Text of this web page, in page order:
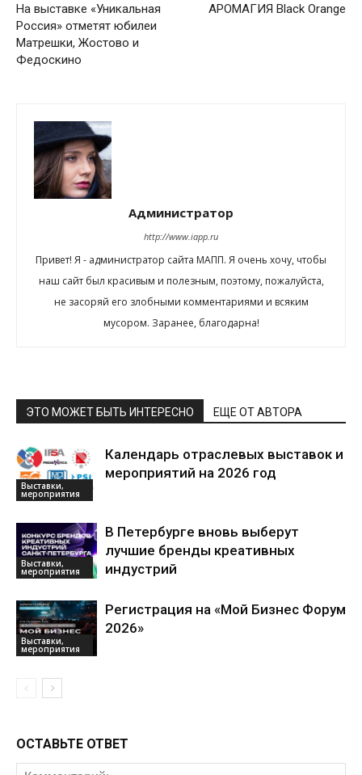
На выставке «Уникальная
Россия» отметят юбилеи
Матрешки, Жостово и
Федоскино
АРОМАГИЯ Black Orange
Администратор
http://www.iapp.ru
Привет! Я - администратор сайта МАПП. Я очень хочу, чтобы
наш сайт был красивым и полезным, поэтому, пожалуйста,
не засоряй его злобными комментариями и всяким
мусором. Заранее, благодарна!
ЭТО МОЖЕТ БЫТЬ ИНТЕРЕСНО ЕЩЕ ОТ АВТОРА
Выставки,
мероприятия
Календарь отраслевых выставок и
мероприятий на 2026 год
Выставки,
мероприятия
В Петербурге вновь выберут
лучшие бренды креативных
индустрий
Выставки,
мероприятия
Регистрация на «Мой Бизнес Форум
2026»
ОСТАВЬТЕ ОТВЕТ